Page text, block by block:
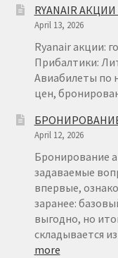
RYANAIR
April 13, 2026
Ryanair акции:
Прибалтики:
Авиабилеты по
цен,
БРОНИРОВАНИЕ
April 12, 2026
Бронирование
задаваемые
впервые,
заранее:
выгодно, но
складывается
more: